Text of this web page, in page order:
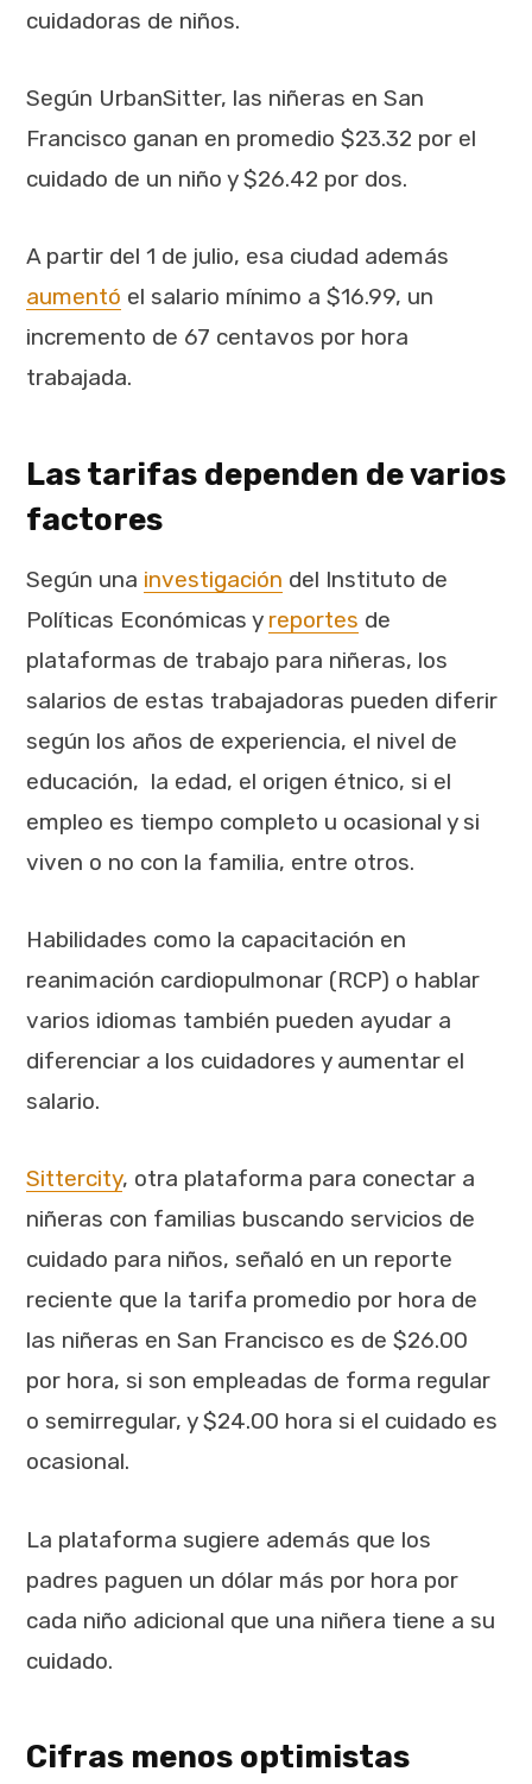
cuidadoras de niños.
Según UrbanSitter, las niñeras en San
Francisco ganan en promedio $23.32 por el
cuidado de un niño y $26.42 por dos.
A partir del 1 de julio, esa ciudad además
aumentó el salario mínimo a $16.99, un
incremento de 67 centavos por hora
trabajada.
Las tarifas dependen de varios
factores
Según una investigación del Instituto de
Políticas Económicas y reportes de
plataformas de trabajo para niñeras, los
salarios de estas trabajadoras pueden diferir
según los años de experiencia, el nivel de
educación, la edad, el origen étnico, si el
empleo es tiempo completo u ocasional y si
viven o no con la familia, entre otros.
Habilidades como la capacitación en
reanimación cardiopulmonar (RCP) o hablar
varios idiomas también pueden ayudar a
diferenciar a los cuidadores y aumentar el
salario.
Sittercity, otra plataforma para conectar a
niñeras con familias buscando servicios de
cuidado para niños, señaló en un reporte
reciente que la tarifa promedio por hora de
las niñeras en San Francisco es de $26.00
por hora, si son empleadas de forma regular
o semirregular, y $24.00 hora si el cuidado es
ocasional.
La plataforma sugiere además que los
padres paguen un dólar más por hora por
cada niño adicional que una niñera tiene a su
cuidado.
Cifras menos optimistas